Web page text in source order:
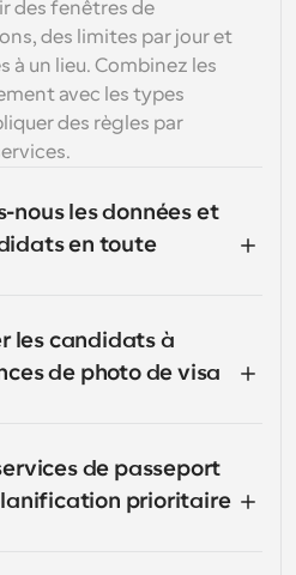
des fenêtres de
des limites par jour et
à un lieu. Combinez les
avec les types
des règles par
nous les données et
en toute
les candidats à
de photo de visa
de passeport
prioritaire